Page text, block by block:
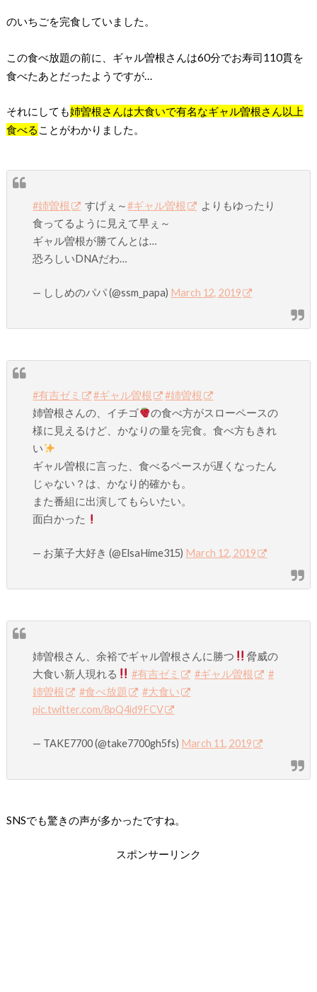
のいちごを完食していました。
この食べ放題の前に、ギャル曽根さんは60分でお寿司110貫を
食べたあとだったようですが…
それにしても姉曽根さんは大食いで有名なギャル曽根さん以上
食べる ことがわかりました。
#姉曽根 すげぇ～#ギャル曽根
よりもゆったり
食ってるように見えて早ぇ～
ギャル曽根が勝てんとは…
恐ろしいDNAだわ…
— ししめのパパ (@ssm_papa) March 12, 2019
#有吉ゼミ #ギャル曽根
#姉曽根
姉曽根さんの、イチゴ
の食べ方がスローペースの
様に見えるけど、かなりの量を完食。食べ方もきれ
い
ギャル曽根に言った、食べるペースが遅くなったん
じゃない？は、かなり的確かも。
また番組に出演してもらいたい。
面白かった
— お菓子大好き (@ElsaHime315) March 12, 2019
姉曽根さん、余裕でギャル曽根さんに勝つ
脅威の
大食い新人現れる
#有吉ゼミ #ギャル曽根
#
姉曽根
#食べ放題
#大食い
pic.twitter.com/8pQ4id9FCV
— TAKE7700 (@take7700gh5fs) March 11, 2019
SNSでも驚きの声が多かったですね。
スポンサーリンク